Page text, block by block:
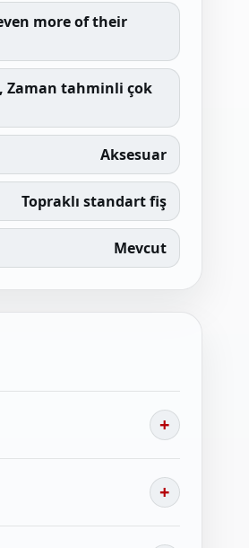
more of their
Zaman tahminli çok
Aksesuar
Topraklı standart fiş
Mevcut